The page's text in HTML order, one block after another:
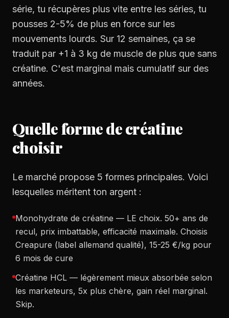
série, tu récupères plus vite entre les séries, tu
pousses 2-5% de plus en force sur les
mouvements lourds. Sur 12 semaines, ça se
traduit par +1 à 3 kg de muscle de plus que sans
créatine. C'est marginal mais cumulatif sur des
années.
Quelle forme de créatine
choisir
Le marché propose 5 formes principales. Voici
lesquelles méritent ton argent :
Monohydrate de créatine — LE choix. 50+ ans de
recul, prix imbattable, efficacité maximale. Choisis
Creapure (label allemand qualité), 15-25 €/kg pour
6 mois de cure
Créatine HCL — légèrement mieux absorbée selon
les marketeurs, 5x plus chère, gain réel marginal.
Skip.